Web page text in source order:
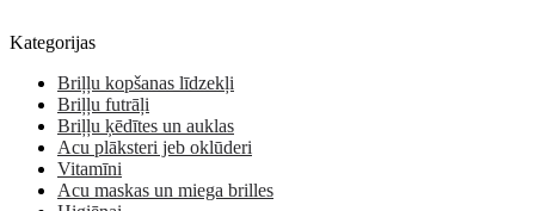
Kategorijas
Briļļu kopšanas līdzekļi
Briļļu futrāļi
Briļļu ķēdītes un auklas
Acu plāksteri jeb oklūderi
Vitamīni
Acu maskas un miega brilles